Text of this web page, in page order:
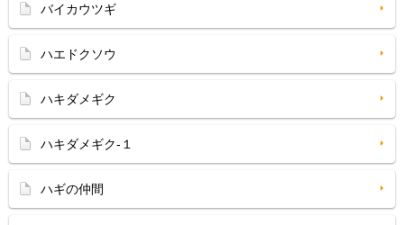
バイカウツギ
ハエドクソウ
ハキダメギク
ハキダメギク-１
ハギの仲間